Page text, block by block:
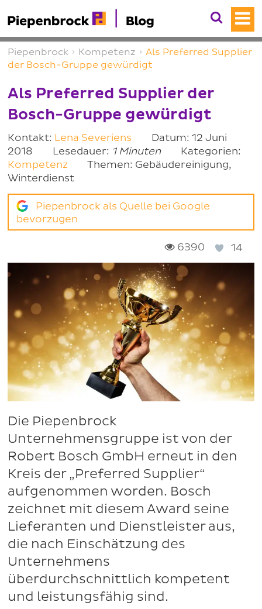
Piepenbrock › Kompetenz › Als Preferred Supplier
der Bosch-Gruppe gewürdigt
Als Preferred Supplier der
Bosch-Gruppe gewürdigt
Kontakt: Lena Severiens
Datum: 12 Juni
2018
Lesedauer: 1 Minuten
Kategorien:
Kompetenz
Themen: Gebäudereinigung,
Winterdienst
Piepenbrock als Quelle bei Google
bevorzugen
6390 14
Die Piepenbrock
Unternehmensgruppe ist von der
Robert Bosch GmbH erneut in den
Kreis der „Preferred Supplier“
aufgenommen worden. Bosch
zeichnet mit diesem Award seine
Lieferanten und Dienstleister aus,
die nach Einschätzung des
Unternehmens
überdurchschnittlich kompetent
und leistungsfähig sind.